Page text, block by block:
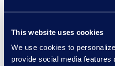
This website uses cookies
We use cookies to
provide social media features
04-28-2026
READ MORE